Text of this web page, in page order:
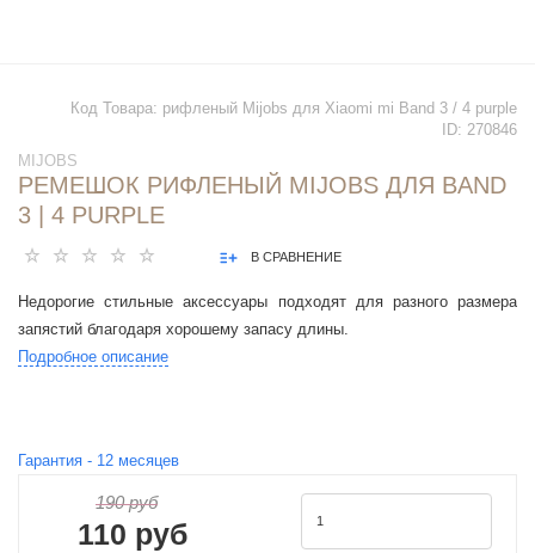
Код Товара: рифленый Mijobs для Xiaomi mi Band 3 / 4 purple
ID: 270846
MIJOBS
РЕМЕШОК РИФЛЕНЫЙ MIJOBS ДЛЯ BAND
3 | 4 PURPLE
В СРАВНЕНИЕ
Недорогие стильные аксессуары подходят для разного размера
запястий благодаря хорошему запасу длины.
Подробное описание
Гарантия - 12 месяцев
190 руб
110 руб